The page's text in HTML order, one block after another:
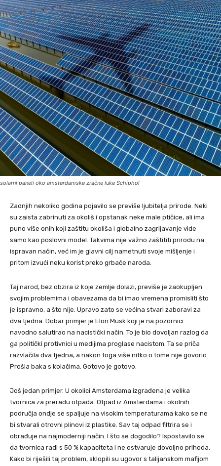
solarni paneli oko amsterdamske zračne luke Schiphol
Zadnjih nekoliko godina pojavilo se previše ljubitelja prirode. Neki
su zaista zabrinuti za okoliš i opstanak neke male ptičice, ali ima
puno više onih koji zaštitu okoliša i globalno zagrijavanje vide
samo kao poslovni model. Takvima nije važno zaštititi prirodu na
ispravan način, već im je glavni cilj nametnuti svoje mišljenje i
pritom izvući neku korist preko grbače naroda.
Taj narod, bez obzira iz koje zemlje dolazi, previše je zaokupljen
svojim problemima i obavezama da bi imao vremena promisliti što
je ispravno, a što nije. Upravo zato se većina stvari zaboravi za
dva tjedna. Dobar primjer je Elon Musk koji je na pozornici
navodno salutirao na nacistički način. To je bio dovoljan razlog da
ga politički protivnici u medijima proglase nacistom. Ta se priča
razvlačila dva tjedna, a nakon toga više nitko o tome nije govorio.
Prošla baka s kolačima. Gotovo je gotovo.
Još jedan primjer. U okolici Amsterdama izgrađena je velika
tvornica za preradu otpada. Otpad iz Amsterdama i okolnih
područja ondje se spaljuje na visokim temperaturama kako se ne
bi stvarali otrovni plinovi iz plastike. Sav taj odpad filtrira se i
obrađuje na najmoderniji način. I što se dogodilo? Ispostavilo se
da tvornica radi s 50 % kapaciteta i ne ostvaruje dovoljno prihoda.
Kako bi riješili taj problem, sklopili su ugovor s talijanskom mafijom